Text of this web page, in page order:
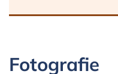
Fotografie